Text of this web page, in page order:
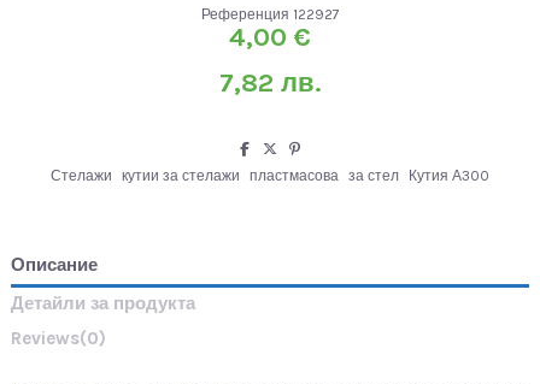
Референция 122927
4,00 €
7,82 лв.
Стелажи кутии за стелажи пластмасова за стел Кутия А300
Описание
Детайли за продукта
Reviews(0)